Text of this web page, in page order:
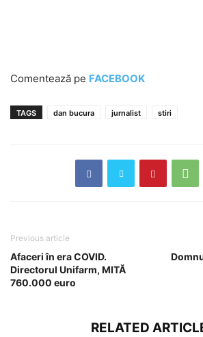
Comentează pe FACEBOOK
TAGS dan bucura jurnalist stiri
Previous article
Afaceri în era COVID.
Directorul Unifarm, MITĂ
760.000 euro
RELATED